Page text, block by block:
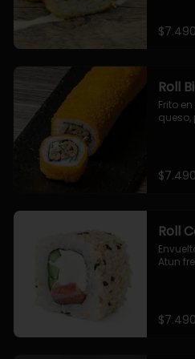
$7.490
Roll
Frito
queso,
$7.490
Roll
Atun
$7.490